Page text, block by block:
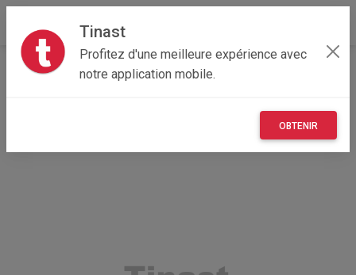
Tinast
Profitez d'une meilleure expérience avec
notre application mobile.
OBTENIR
Accueil Recherche Professionnel